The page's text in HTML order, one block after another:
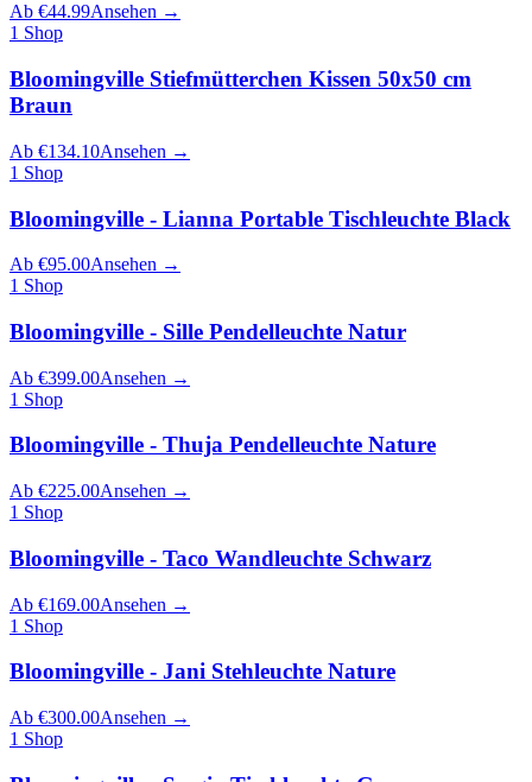
Ab €44.99Ansehen →
1 Shop
Bloomingville Stiefmütterchen Kissen 50x50 cm
Braun
Ab €134.10Ansehen →
1 Shop
Bloomingville - Lianna Portable Tischleuchte Black
Ab €95.00Ansehen →
1 Shop
Bloomingville - Sille Pendelleuchte Natur
Ab €399.00Ansehen →
1 Shop
Bloomingville - Thuja Pendelleuchte Nature
Ab €225.00Ansehen →
1 Shop
Bloomingville - Taco Wandleuchte Schwarz
Ab €169.00Ansehen →
1 Shop
Bloomingville - Jani Stehleuchte Nature
Ab €300.00Ansehen →
1 Shop